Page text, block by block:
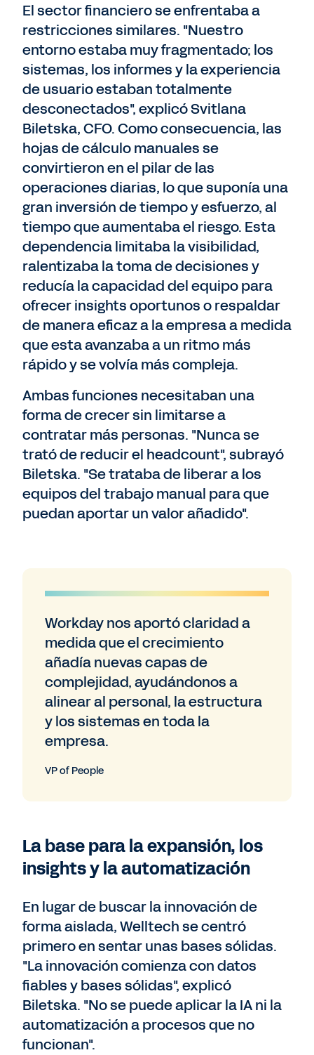
El sector financiero se enfrentaba a
restricciones similares. "Nuestro
entorno estaba muy fragmentado; los
sistemas, los informes y la experiencia
de usuario estaban totalmente
desconectados", explicó Svitlana
Biletska, CFO. Como consecuencia, las
hojas de cálculo manuales se
convirtieron en el pilar de las
operaciones diarias, lo que suponía una
gran inversión de tiempo y esfuerzo, al
tiempo que aumentaba el riesgo. Esta
dependencia limitaba la visibilidad,
ralentizaba la toma de decisiones y
reducía la capacidad del equipo para
ofrecer insights oportunos o respaldar
de manera eficaz a la empresa a medida
que esta avanzaba a un ritmo más
rápido y se volvía más compleja.
Ambas funciones necesitaban una
forma de crecer sin limitarse a
contratar más personas. "Nunca se
trató de reducir el headcount", subrayó
Biletska. "Se trataba de liberar a los
equipos del trabajo manual para que
puedan aportar un valor añadido".
Workday nos aportó claridad a
medida que el crecimiento
añadía nuevas capas de
complejidad, ayudándonos a
alinear al personal, la estructura
y los sistemas en toda la
empresa.
VP of People
La base para la expansión, los
insights y la automatización
En lugar de buscar la innovación de
forma aislada, Welltech se centró
primero en sentar unas bases sólidas.
"La innovación comienza con datos
fiables y bases sólidas", explicó
Biletska. "No se puede aplicar la IA ni la
automatización a procesos que no
funcionan".